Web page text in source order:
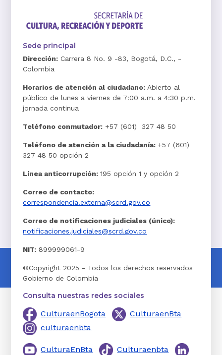
Sede principal
Dirección: Carrera 8 No. 9 -83, Bogotá, D.C., -
Colombia
Horarios de atención al ciudadano:Abierto al
público de lunes a viernes de 7:00 a.m. a 4:30 p.m.
jornada continua
Teléfono conmutador: +57 (601) 327 48 50
Teléfono de atención a la ciudadanía: +57 (601)
327 48 50 opción 2
Línea anticorrupción:195 opción 1 y opción 2
Correo de contacto:
correspondencia.externa@scrd.gov.co
Correo de notificaciones judiciales (único):
notificaciones.judiciales@scrd.gov.co
NIT: 899999061-9
©Copyright 2025 - Todos los derechos reservados
Gobierno de Colombia
Consulta nuestras redes sociales
CulturaenBogota
CulturaenBta
culturaenbta
CulturaEnBta
Culturaenbta